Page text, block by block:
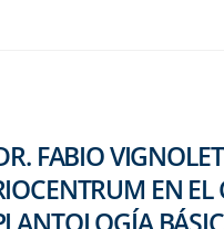
FABIO
EN EL